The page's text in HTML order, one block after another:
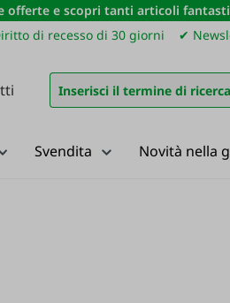
offerte e scopri tanti articoli
di recesso di 30 giorni ✔
Svendita Novità nella